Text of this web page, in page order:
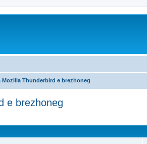
Thunderbird e brezhoneg
e brezhoneg